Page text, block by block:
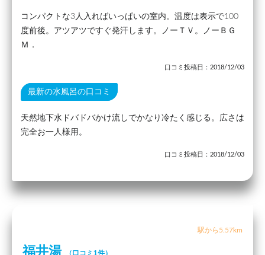
コンパクトな3人入ればいっぱいの室内。温度は表示で100
度前後。アツアツですぐ発汗します。ノーＴＶ。ノーＢＧ
Ｍ．
口コミ投稿日：2018/12/03
最新の水風呂の口コミ
天然地下水ドバドバかけ流しでかなり冷たく感じる。広さは
完全お一人様用。
口コミ投稿日：2018/12/03
駅から5.57km
福井湯 （口コミ1件）